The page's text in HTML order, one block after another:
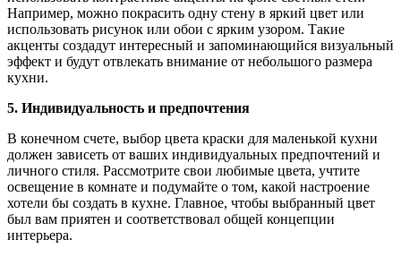
Например, можно покрасить одну стену в яркий цвет или
использовать рисунок или обои с ярким узором. Такие
акценты создадут интересный и запоминающийся визуальный
эффект и будут отвлекать внимание от небольшого размера
кухни.
5. Индивидуальность и предпочтения
В конечном счете, выбор цвета краски для маленькой кухни
должен зависеть от ваших индивидуальных предпочтений и
личного стиля. Рассмотрите свои любимые цвета, учтите
освещение в комнате и подумайте о том, какой настроение
хотели бы создать в кухне. Главное, чтобы выбранный цвет
был вам приятен и соответствовал общей концепции
интерьера.